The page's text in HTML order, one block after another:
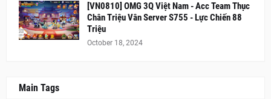
[VN0810] OMG 3Q Việt Nam - Acc Team Thục
Chân Triệu Vân Server S755 - Lực Chiến 88
Triệu
October 18, 2024
Main Tags